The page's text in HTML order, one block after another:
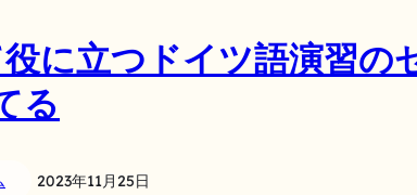
に立つドイツ語演習の
る
2023年11月25日